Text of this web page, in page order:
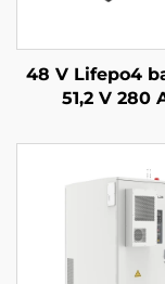
48 V Lifepo4
51,2 V 280
atsarginės
sistema 14 kWh
energijos
baterija